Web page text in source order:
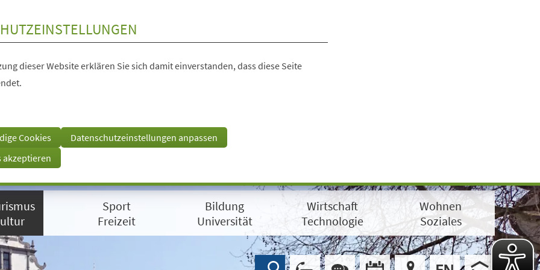
dieser Website erklären Sie sich damit einverstanden, dass diese Seite
Cookies
Datenschutzeinstellungen anpassen
akzeptieren
Sport
Freizeit
Bildung
Universität
Wirtschaft
Technologie
Wohnen
Soziales